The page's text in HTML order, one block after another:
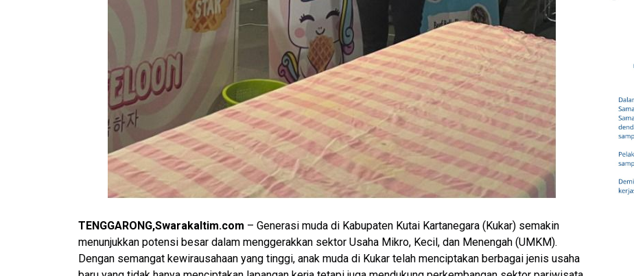
TENGGARONG,Swarakaltim.com – Generasi muda di Kabupaten Kutai Kartanegara (Kukar) semakin
menunjukkan potensi besar dalam menggerakkan sektor Usaha Mikro, Kecil, dan Menengah (UMKM).
Dengan semangat kewirausahaan yang tinggi, anak muda di Kukar telah menciptakan berbagai jenis usaha